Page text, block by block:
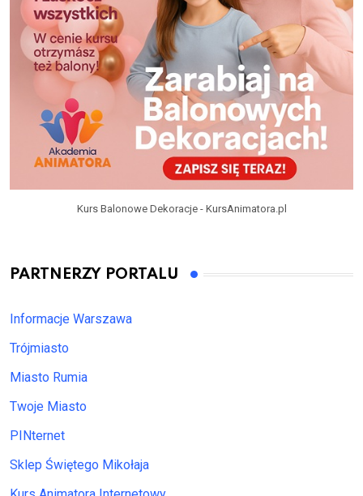
Kurs Balonowe Dekoracje - KursAnimatora.pl
PARTNERZY PORTALU
Informacje Warszawa
Trójmiasto
Miasto Rumia
Twoje Miasto
PINternet
Sklep Świętego Mikołaja